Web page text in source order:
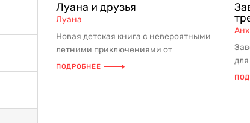
Луана и друзья
Луана
Новая детская книга с невероятными
летними приключениями от
суперпопулярного блогера Луаны! Её
ПОДРОБНЕЕ